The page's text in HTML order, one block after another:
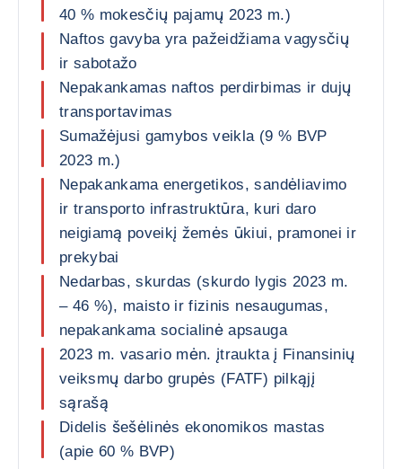
40 % mokesčių pajamų 2023 m.)
Naftos gavyba yra pažeidžiama vagysčių
ir sabotažo
Nepakankamas naftos perdirbimas ir dujų
transportavimas
Sumažėjusi gamybos veikla (9 % BVP
2023 m.)
Nepakankama energetikos, sandėliavimo
ir transporto infrastruktūra, kuri daro
neigiamą poveikį žemės ūkiui, pramonei ir
prekybai
Nedarbas, skurdas (skurdo lygis 2023 m.
– 46 %), maisto ir fizinis nesaugumas,
nepakankama socialinė apsauga
2023 m. vasario mėn. įtraukta į Finansinių
veiksmų darbo grupės (FATF) pilkąjį
sąrašą
Didelis šešėlinės ekonomikos mastas
(apie 60 % BVP)